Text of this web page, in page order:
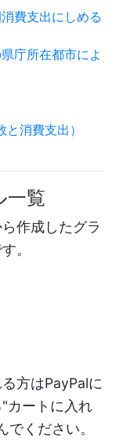
費支出にしめる
庁所在都市によ
消費支出）
一覧
作成したグラ
。
方はPayPalに
カートに入れ
ください。